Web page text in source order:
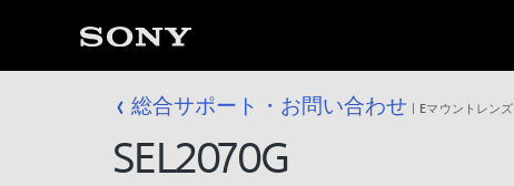
総合サポート・お問い合わせ Eマウントレンズ
SEL2070G